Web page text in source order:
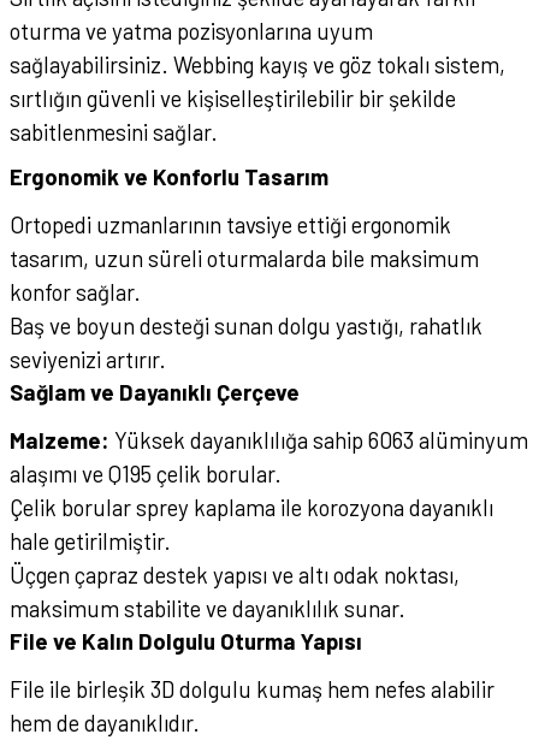
oturma ve yatma pozisyonlarına uyum
sağlayabilirsiniz. Webbing kayış ve göz tokalı sistem,
sırtlığın güvenli ve kişiselleştirilebilir bir şekilde
sabitlenmesini sağlar.
Ergonomik ve Konforlu Tasarım
Ortopedi uzmanlarının tavsiye ettiği ergonomik
tasarım, uzun süreli oturmalarda bile maksimum
konfor sağlar.
Baş ve boyun desteği sunan dolgu yastığı, rahatlık
seviyenizi artırır.
Sağlam ve Dayanıklı Çerçeve
Malzeme: Yüksek dayanıklılığa sahip 6063 alüminyum
alaşımı ve Q195 çelik borular.
Çelik borular sprey kaplama ile korozyona dayanıklı
hale getirilmiştir.
Üçgen çapraz destek yapısı ve altı odak noktası,
maksimum stabilite ve dayanıklılık sunar.
File ve Kalın Dolgulu Oturma Yapısı
File ile birleşik 3D dolgulu kumaş hem nefes alabilir
hem de dayanıklıdır.